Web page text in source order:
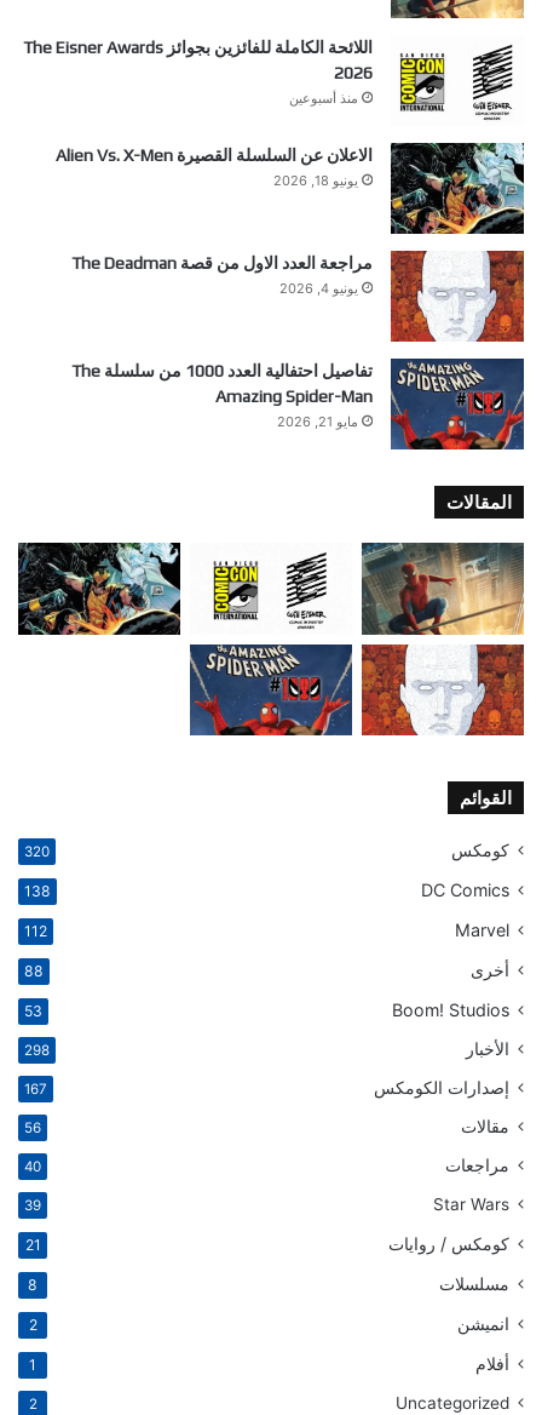
اللائحة الكاملة للفائزين بجوائز The Eisner Awards
2026
منذ أسبوعين
الاعلان عن السلسلة القصيرة Alien Vs. X-Men
يونيو 18, 2026
مراجعة العدد الاول من قصة The Deadman
يونيو 4, 2026
تفاصيل احتفالية العدد 1000 من سلسلة The
Amazing Spider-Man
مايو 21, 2026
المقالات
القوائم
كومكس 320
DC Comics
138
Marvel
112
أخرى 88
Boom! Studios
53
الأخبار 298
إصدارات الكومكس 167
مقالات 56
مراجعات 40
Star Wars
39
كومكس / روايات 21
مسلسلات 8
انميشن 2
أفلام 1
Uncategorized
2